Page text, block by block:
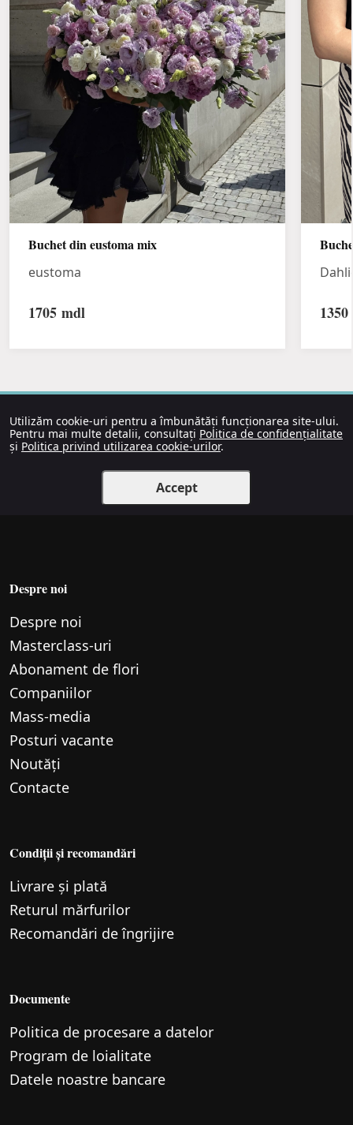
Buchet din eustoma mix
eustoma
1705 mdl 1350
Utilizăm cookie-uri pentru a îmbunătăți funcționarea site-ului.
Pentru mai multe detalii, consultați Politica de confidențialitate
și Politica privind utilizarea cookie-urilor.
Accept
Despre noi
Despre noi
Маsterclass-uri
Abonament de flori
Companiilor
Mass-media
Posturi vacante
Noutăți
Contacte
Condiții și recomandări
Livrare și plată
Returul mărfurilor
Recomandări de îngrijire
Documente
Politica de procesare a datelor
Program de loialitate
Datele noastre bancare